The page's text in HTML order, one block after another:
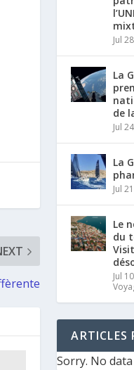
Jul
La
de
Jul
La
Jul
Le
du
Jul
ARTICLES
Sorry. No